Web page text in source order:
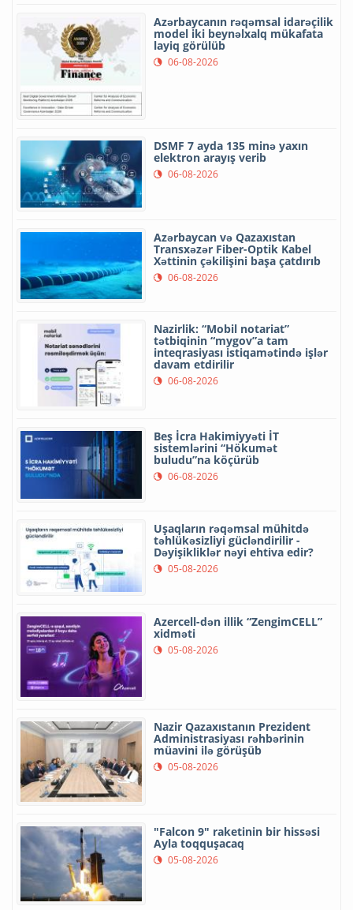
Azərbaycanın rəqəmsal idarəçilik
model iki beynəlxalq mükafata
layiq görülüb
06-08-2026
DSMF 7 ayda 135 minə yaxın
elektron arayış verib
06-08-2026
Azərbaycan və Qazaxıstan
Transxəzər Fiber-Optik Kabel
Xəttinin çəkilişini başa çatdırıb
06-08-2026
Nazirlik: “Mobil notariat”
tətbiqinin “mygov”a tam
inteqrasiyası istiqamətində işlər
davam etdirilir
06-08-2026
Beş İcra Hakimiyyəti İT
sistemlərini “Hökumət
buludu”na köçürüb
06-08-2026
Uşaqların rəqəmsal mühitdə
təhlükəsizliyi gücləndirilir -
Dəyişikliklər nəyi ehtiva edir?
05-08-2026
Azercell-dən illik “ZengimCELL”
xidməti
05-08-2026
Nazir Qazaxıstanın Prezident
Administrasiyası rəhbərinin
müavini ilə görüşüb
05-08-2026
"Falcon 9" raketinin bir hissəsi
Ayla toqquşacaq
05-08-2026